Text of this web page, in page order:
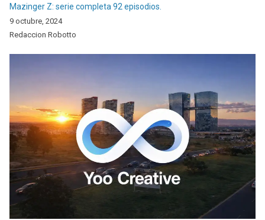
Mazinger Z: serie completa 92 episodios.
9 octubre, 2024
Redaccion Robotto